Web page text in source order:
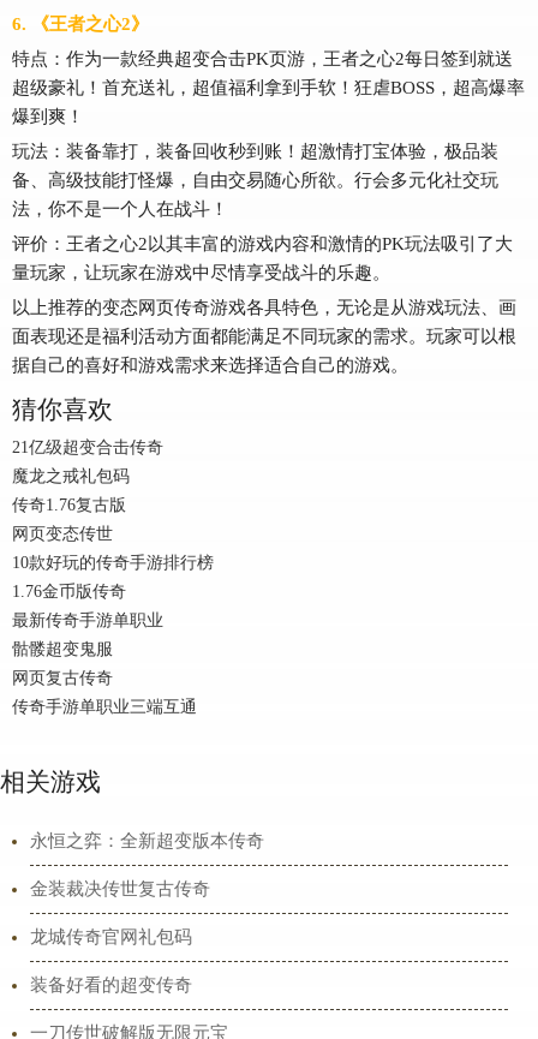
6. 《王者之心2》
特点：作为一款经典超变合击PK页游，王者之心2每日签到就送
超级豪礼！首充送礼，超值福利拿到手软！狂虐BOSS，超高爆率
爆到爽！
玩法：装备靠打，装备回收秒到账！超激情打宝体验，极品装
备、高级技能打怪爆，自由交易随心所欲。行会多元化社交玩
法，你不是一个人在战斗！
评价：王者之心2以其丰富的游戏内容和激情的PK玩法吸引了大
量玩家，让玩家在游戏中尽情享受战斗的乐趣。
以上推荐的变态网页传奇游戏各具特色，无论是从游戏玩法、画
面表现还是福利活动方面都能满足不同玩家的需求。玩家可以根
据自己的喜好和游戏需求来选择适合自己的游戏。
猜你喜欢
21亿级超变合击传奇
魔龙之戒礼包码
传奇1.76复古版
网页变态传世
10款好玩的传奇手游排行榜
1.76金币版传奇
最新传奇手游单职业
骷髅超变鬼服
网页复古传奇
传奇手游单职业三端互通
相关游戏
永恒之弈：全新超变版本传奇
金装裁决传世复古传奇
龙城传奇官网礼包码
装备好看的超变传奇
一刀传世破解版无限元宝